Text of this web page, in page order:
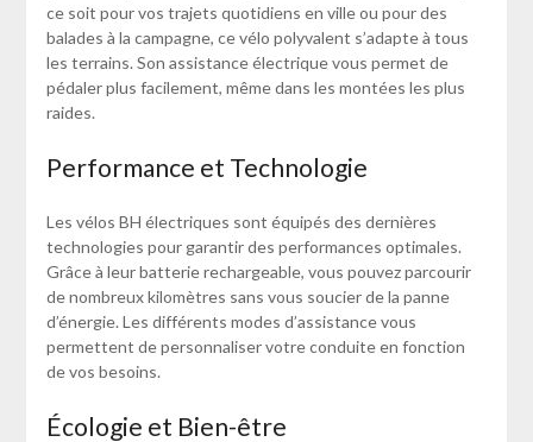
ce soit pour vos trajets quotidiens en ville ou pour des
balades à la campagne, ce vélo polyvalent s’adapte à tous
les terrains. Son assistance électrique vous permet de
pédaler plus facilement, même dans les montées les plus
raides.
Performance et Technologie
Les vélos BH électriques sont équipés des dernières
technologies pour garantir des performances optimales.
Grâce à leur batterie rechargeable, vous pouvez parcourir
de nombreux kilomètres sans vous soucier de la panne
d’énergie. Les différents modes d’assistance vous
permettent de personnaliser votre conduite en fonction
de vos besoins.
Écologie et Bien-être